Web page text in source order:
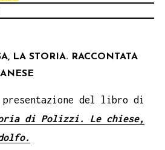
LA STORIA. RACCONTATA
presentazione del libro di
di Polizzi. Le chiese,